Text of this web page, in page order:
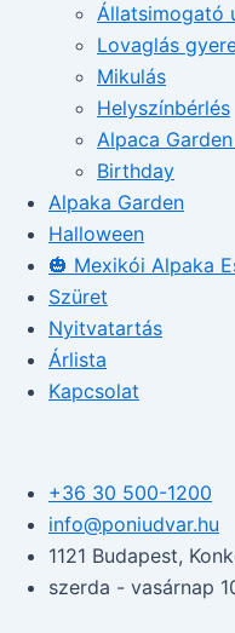
Állatsimogató
Lovaglás
Mikulás
Helyszínbérlés
Alpaca
Birthday
Alpaka Garden
Halloween
🎃 Mexikói Alpaka
Szüret
Nyitvatartás
Árlista
Kapcsolat
+36 30 500-1200​
info@poniudvar.hu
1121 Budapest,
szerda - vasárnap